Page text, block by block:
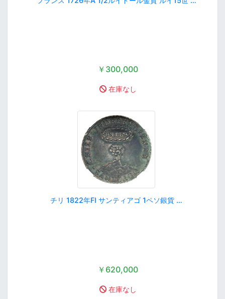
￥300,000
在庫なし
チリ 1822年FI サンティアゴ 1ペソ銀貨 …
￥620,000
在庫なし